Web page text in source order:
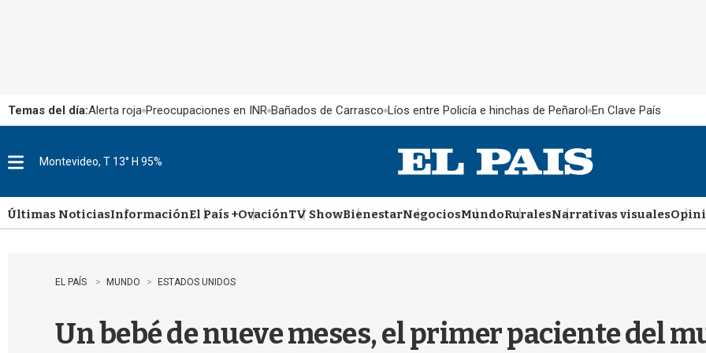
Temas del día:Alerta roja Preocupaciones en INR Bañados de Carrasco Líos entre Policía e hinchas de Peñarol En Clave País
u
Montevideo, T 13° H 95%
Últimas NoticiasInformaciónEl País +OvaciónTV ShowBienestarNegociosMundoRuralesNarrativas visuales
EL PAÍS MUNDO ESTADOS UNIDOS
Un bebé de nueve meses, el primer paciente del